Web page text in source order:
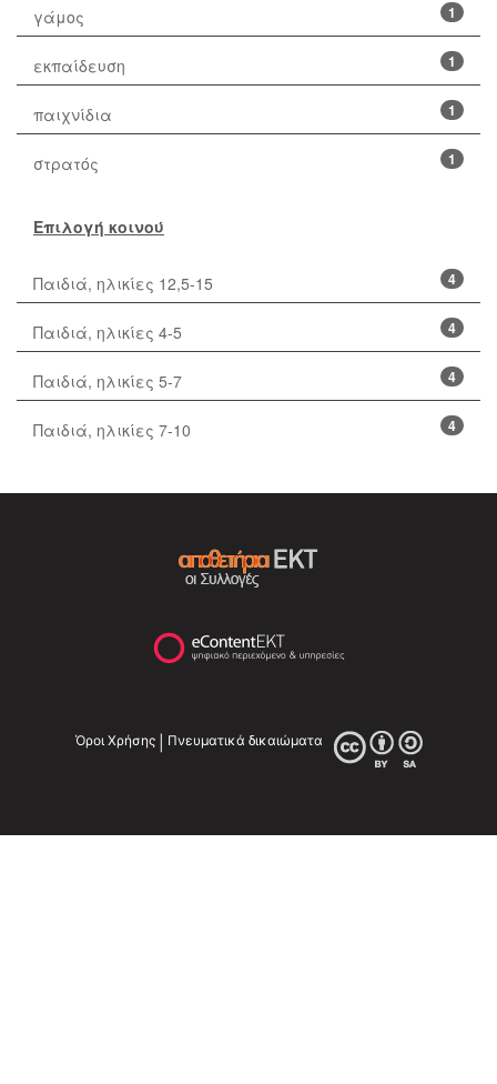
1
γάμος
1
εκπαίδευση
1
παιχνίδια
1
στρατός
Επιλογή κοινού
4
Παιδιά, ηλικίες 12,5-15
4
Παιδιά, ηλικίες 4-5
4
Παιδιά, ηλικίες 5-7
4
Παιδιά, ηλικίες 7-10